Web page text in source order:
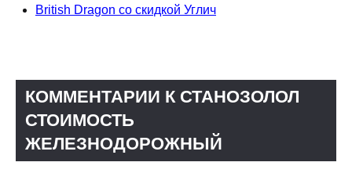
British Dragon со скидкой Углич
КОММЕНТАРИИ К СТАНОЗОЛОЛ
СТОИМОСТЬ
ЖЕЛЕЗНОДОРОЖНЫЙ